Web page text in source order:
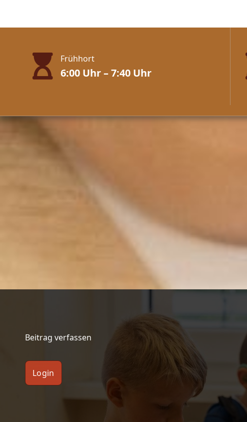
Frühhort
6:00 Uhr – 7:40 Uhr
Beitrag verfassen
Login